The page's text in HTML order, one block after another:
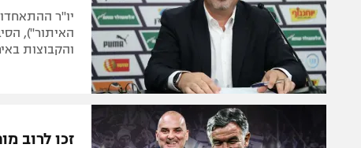
יו"ר
האיתור"),
והקבוצות
זכו לרוב